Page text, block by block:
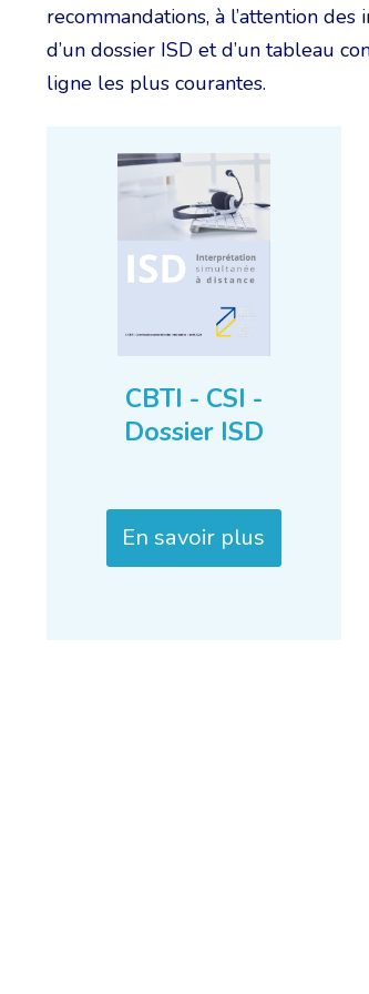
recommandations, à l’attention
d’un dossier ISD et d’un tableau
ligne les plus courantes.
CBTI - CSI -
Dossier ISD
En savoir plus